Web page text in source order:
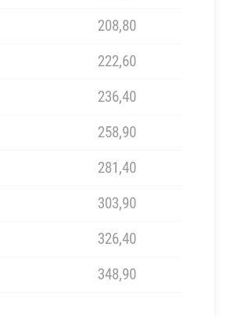
208,80
222,60
236,40
258,90
281,40
303,90
326,40
348,90